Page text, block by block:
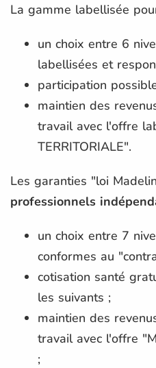
La gamme labellisée
un choix entre 6
labellisées et
participation
maintien des
travail avec l'offre
TERRITORIALE".
Les garanties "loi
professionnels
un choix entre 7
conformes au
cotisation santé
les suivants ;
maintien des
travail avec l'offre
;